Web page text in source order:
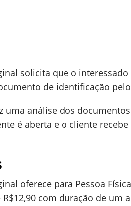
solicita que o
de identificação
uma análise dos
é aberta e o cliente
oferece para Pessoa
com duração de um